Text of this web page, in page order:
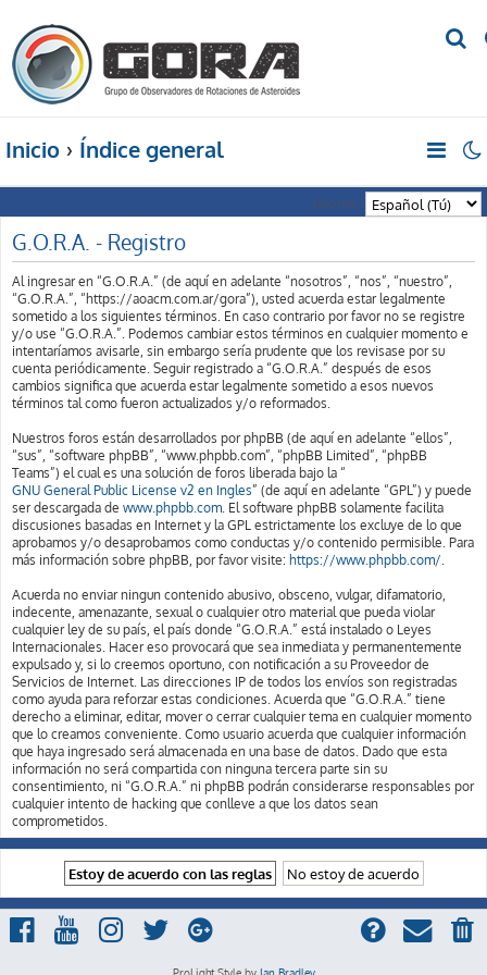
a
r
Inicio Índice general
Idioma:
G.O.R.A. - Registro
Al ingresar en “G.O.R.A.” (de aquí en adelante “nosotros”, “nos”, “nuestro”,
“G.O.R.A.”, “https://aoacm.com.ar/gora”), usted acuerda estar legalmente
sometido a los siguientes términos. En caso contrario por favor no se registre
y/o use “G.O.R.A.”. Podemos cambiar estos términos en cualquier momento e
intentaríamos avisarle, sin embargo sería prudente que los revisase por su
cuenta periódicamente. Seguir registrado a “G.O.R.A.” después de esos
cambios significa que acuerda estar legalmente sometido a esos nuevos
términos tal como fueron actualizados y/o reformados.
Nuestros foros están desarrollados por phpBB (de aquí en adelante “ellos”,
“sus”, “software phpBB”, “www.phpbb.com”, “phpBB Limited”, “phpBB
Teams”) el cual es una solución de foros liberada bajo la “
GNU General Public License v2 en Ingles” (de aquí en adelante “GPL”) y puede
ser descargada de www.phpbb.com . El software phpBB solamente facilita
discusiones basadas en Internet y la GPL estrictamente los excluye de lo que
aprobamos y/o desaprobamos como conductas y/o contenido permisible. Para
más información sobre phpBB, por favor visite: https://www.phpbb.com/
Acuerda no enviar ningun contenido abusivo, obsceno, vulgar, difamatorio,
indecente, amenazante, sexual o cualquier otro material que pueda violar
cualquier ley de su país, el país donde “G.O.R.A.” está instalado o Leyes
Internacionales. Hacer eso provocará que sea inmediata y permanentemente
expulsado y, si lo creemos oportuno, con notificación a su Proveedor de
Servicios de Internet. Las direcciones IP de todos los envíos son registradas
como ayuda para reforzar estas condiciones. Acuerda que “G.O.R.A.” tiene
derecho a eliminar, editar, mover o cerrar cualquier tema en cualquier momento
que lo creamos conveniente. Como usuario acuerda que cualquier información
que haya ingresado será almacenada en una base de datos. Dado que esta
información no será compartida con ninguna tercera parte sin su
consentimiento, ni “G.O.R.A.” ni phpBB podrán considerarse responsables por
cualquier intento de hacking que conlleve a que los datos sean
comprometidos.